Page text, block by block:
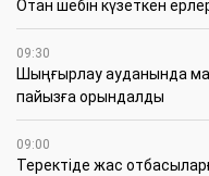
Отан шебін күзеткен
09:30
​Шыңғырлау ауданында
пайызға орындалды
09:00
​Теректіде жас